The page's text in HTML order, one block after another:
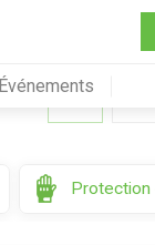
Événements
Protection